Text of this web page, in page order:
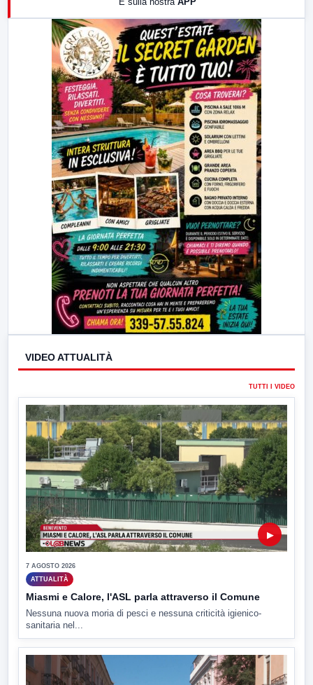
LabNews (replica)
VIDEO ATTUALITÀ
TUTTI I VIDEO
▶
7 AGOSTO 2026
ATTUALITÀ
Miasmi e Calore, l'ASL parla attraverso il Comune
Nessuna nuova moria di pesci e nessuna criticità igienico-
sanitaria nel...